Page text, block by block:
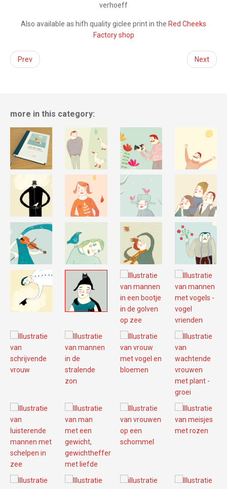
verhoeff
Also available as hifh quality giclee print in the Red Cheeks
Factory shop
Prev Next
more in this category: